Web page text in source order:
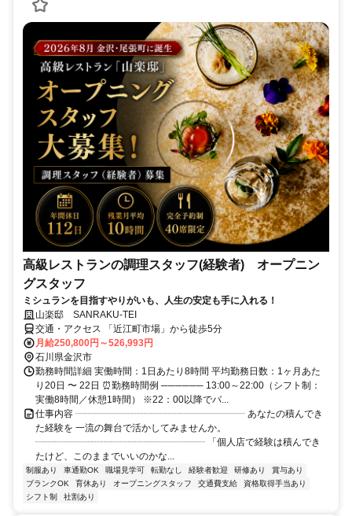
高級レストランの調理スタッフ(経験者) オープニン
グスタッフ
ミシュランを目指すやりがいも、人生の安定も手に入れる！
山楽邸 SANRAKU-TEI
交通・アクセス 「近江町市場」から徒歩5分
月給250,800円～526,993円
石川県金沢市
勤務時間詳細 実働時間：1日あたり8時間 平均勤務日数：1ヶ月あた
り20日 〜 22日 ⏰勤務時間例 ────── 13:00～22:00（シフト制：
実働8時間／休憩1時間） ※22：00以降でバ...
仕事内容 ┈┈┈┈┈┈┈┈┈┈┈┈┈┈┈┈┈┈ あなたの積んでき
た経験を 一流の舞台で活かしてみませんか。
┈┈┈┈┈┈┈┈┈┈┈┈┈┈┈┈┈┈ 「個人店で経験は積んでき
たけど、このままでいいのかな...
制服あり 車通勤OK 職場見学可 転勤なし 経験者歓迎 研修あり
賞与あり
ブランクOK
育休あり オープニングスタッフ 交通費支給
資格取得手当あり
シフト制
社割あり